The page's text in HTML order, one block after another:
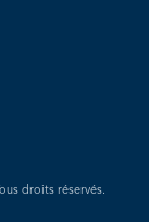
droits réservés.